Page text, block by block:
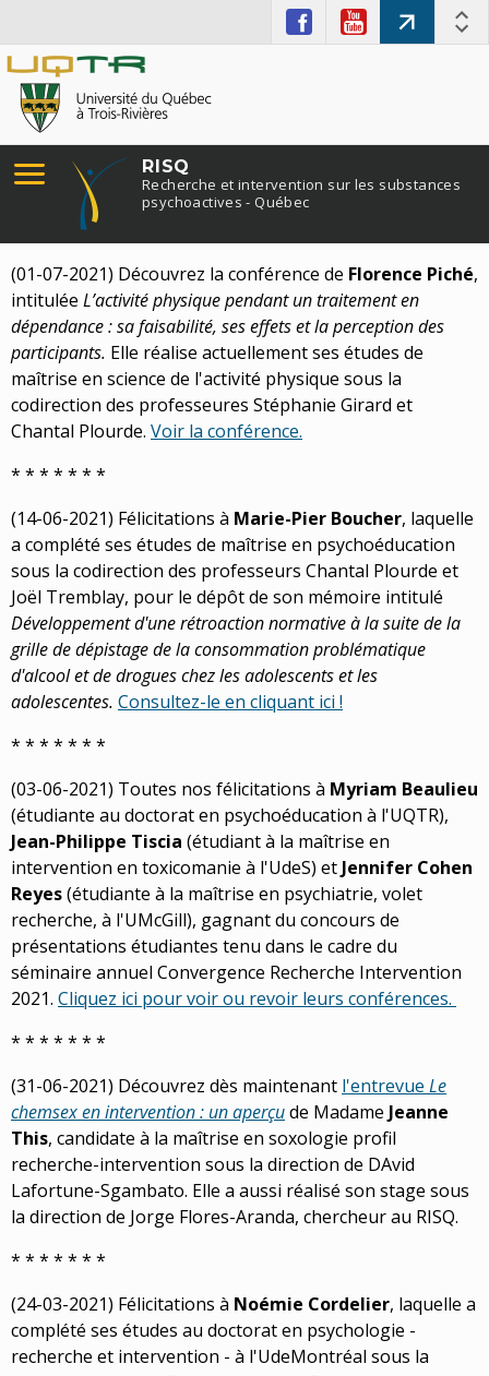
RISQ
Recherche et intervention sur les substances
psychoactives - Québec
(01-07-2021) Découvrez la conférence de Florence Piché,
intitulée L’activité physique pendant un traitement en
dépendance : sa faisabilité, ses effets et la perception des
participants. Elle réalise actuellement ses études de
maîtrise en science de l'activité physique sous la
codirection des professeures Stéphanie Girard et
Chantal Plourde. Voir la conférence.
* * * * * * *
(14-06-2021) Félicitations à Marie-Pier Boucher, laquelle
a complété ses études de maîtrise en psychoéducation
sous la codirection des professeurs Chantal Plourde et
Joël Tremblay, pour le dépôt de son mémoire intitulé
Développement d'une rétroaction normative à la suite de la
grille de dépistage de la consommation problématique
d'alcool et de drogues chez les adolescents et les
adolescentes. Consultez-le en cliquant ici !
* * * * * * *
(03-06-2021) Toutes nos félicitations à Myriam Beaulieu
(étudiante au doctorat en psychoéducation à l'UQTR),
Jean-Philippe Tiscia (étudiant à la maîtrise en
intervention en toxicomanie à l'UdeS) et Jennifer Cohen
Reyes(étudiante à la maîtrise en psychiatrie, volet
recherche, à l'UMcGill), gagnant du concours de
présentations étudiantes tenu dans le cadre du
séminaire annuel Convergence Recherche Intervention
2021. Cliquez ici pour voir ou revoir leurs conférences.
* * * * * * *
(31-06-2021) Découvrez dès maintenant l'entrevue Le
chemsex en intervention : un aperçude Madame Jeanne
This, candidate à la maîtrise en soxologie profil
recherche-intervention sous la direction de DAvid
Lafortune-Sgambato. Elle a aussi réalisé son stage sous
la direction de Jorge Flores-Aranda, chercheur au RISQ.
* * * * * * *
(24-03-2021) Félicitations à Noémie Cordelier, laquelle a
complété ses études au doctorat en psychologie -
recherche et intervention - à l'UdeMontréal sous la